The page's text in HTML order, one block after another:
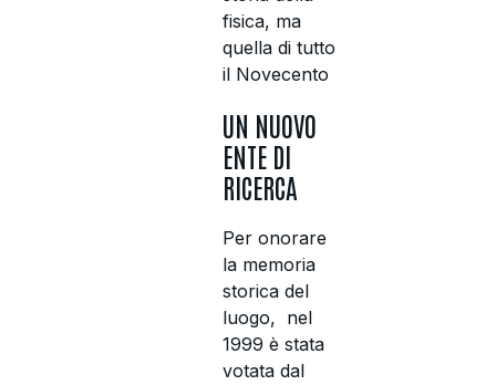
fisica, ma
quella di tutto
il Novecento
UN NUOVO
ENTE DI
RICERCA
Per onorare
la memoria
storica del
luogo, nel
1999 è stata
votata dal